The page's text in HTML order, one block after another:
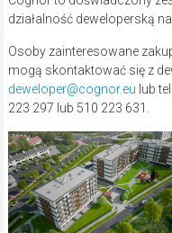
działalność deweloperską
Osoby zainteresowane
mogą skontaktować się z
deweloper@cognor.eu lub
223 297 lub 510 223 631.